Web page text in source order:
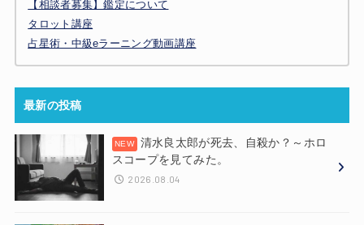
【相談者募集】鑑定について
タロット講座
占星術・中級eラーニング動画講座
最新の投稿
清水良太郎が死去、自殺か？～ホロ
スコープを見てみた。
2026.08.04